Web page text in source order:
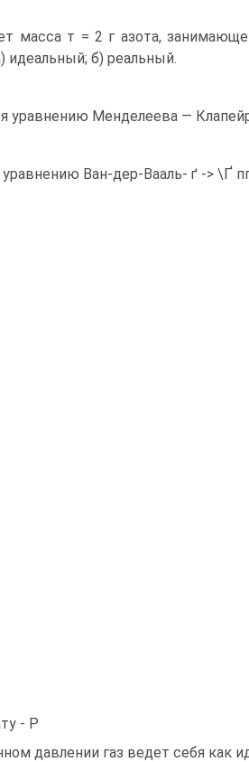
масса т = 2 г азота,
идеальный; б) реальный.
уравнению Менделеева —
Ван-дер-Вааль- ґ -> \Ґ
- P
давлении газ ведет себя как